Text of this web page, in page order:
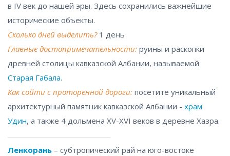
в IV век до нашей эры. Здесь сохранились важнейшие
исторические объекты.
Сколько дней выделить?1 день
Главные достопримечательности: руины и раскопки
древней столицы кавказской Албании, называемой
Старая Габала.
Как сойти с проторенной дороги: посетите уникальный
архитектурный памятник кавказской Албании - храм
Удин, а также 4 дольмена XV-XVI веков в деревне Хазра.
Ленкорань – субтропический рай на юго-востоке